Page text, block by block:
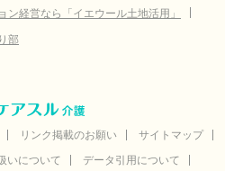
経営なら「イエウール土地活用」
部
リンク掲載のお願い
サイトマップ
いについて データ引用について